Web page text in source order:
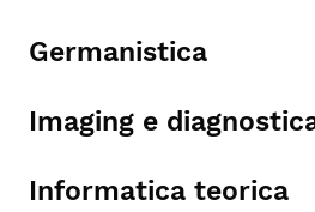
Germanistica
Imaging e
Informatica teorica